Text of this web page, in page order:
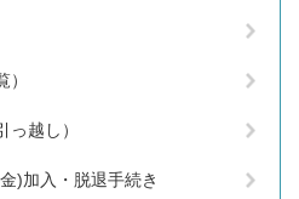
越し）
)加入・脱退手続き